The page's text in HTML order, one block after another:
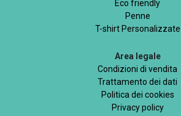
Eco friendly
Penne
T-shirt Personalizzate
Area legale
Condizioni di vendita
Trattamento dei dati
Politica dei cookies
Privacy policy